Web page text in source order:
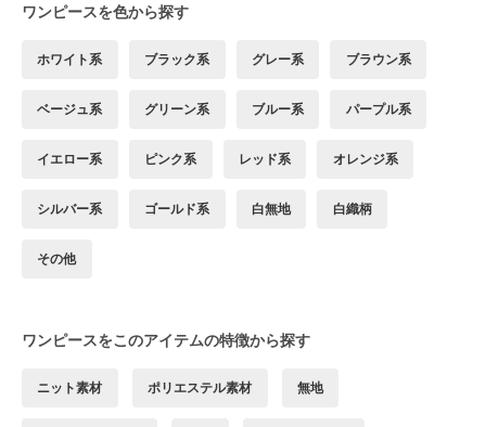
ワンピースを色から探す
ホワイト系 ブラック系 グレー系 ブラウン系
ベージュ系 グリーン系 ブルー系 パープル系
イエロー系 ピンク系 レッド系 オレンジ系
シルバー系 ゴールド系 白無地 白織柄
その他
ワンピースをこのアイテムの特徴から探す
ニット素材 ポリエステル素材 無地